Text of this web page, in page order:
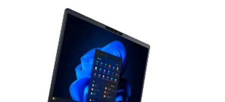
ソフトウェア
各部の名称